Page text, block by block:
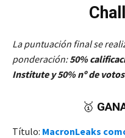
La puntuación final se
ponderación:50%
Institute y 50% nº de
🥇
Título: MacronLeaks